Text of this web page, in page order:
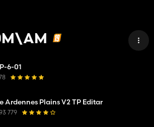
6-01
Ardennes Plains V2 TP Editar
779